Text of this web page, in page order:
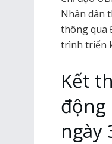
Nhân dân
thông qua
trình triển
Kết
động
ngày